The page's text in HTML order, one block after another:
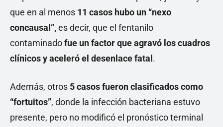
que en al menos 11 casos hubo un “nexo
concausal”,es decir, que el fentanilo
contaminadofue un factor que agravó los cuadros
clínicos y aceleró el desenlace fatal .
Además, otros 5 casosfueron clasificados como
“fortuitos”, donde la infección bacteriana estuvo
presente, pero no modificó el pronóstico terminal